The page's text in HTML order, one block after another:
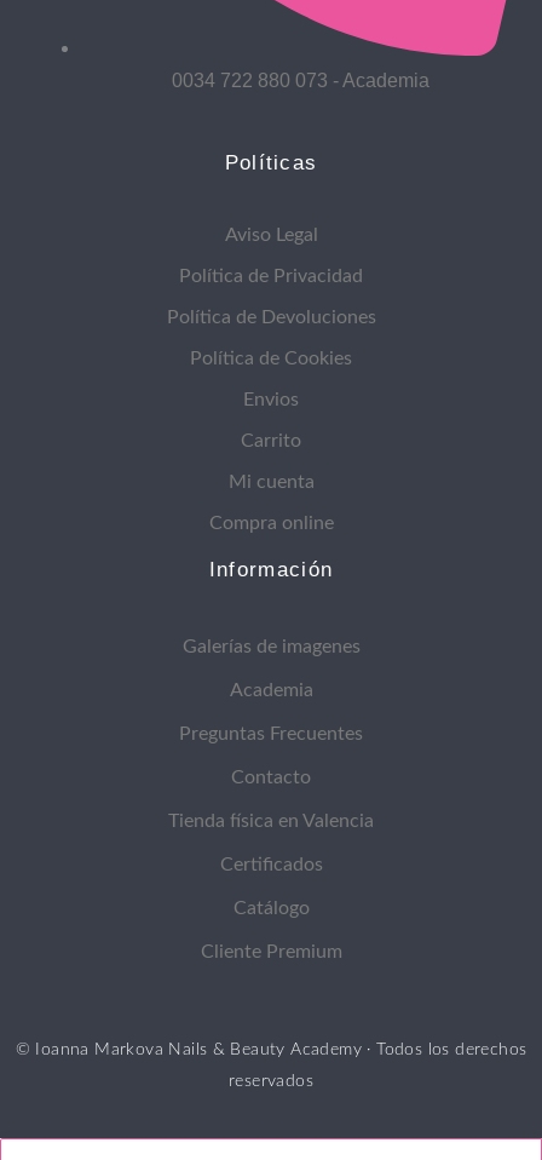
0034 722 880 073 - Academia
Políticas
Aviso Legal
Política de Privacidad
Política de Devoluciones
Política de Cookies
Envios
Carrito
Mi cuenta
Compra online
Información
Galerías de imagenes
Academia
Preguntas Frecuentes
Contacto
Tienda física en Valencia
Certificados
Catálogo
Cliente Premium
© Ioanna Markova Nails & Beauty Academy · Todos los derechos
reservados